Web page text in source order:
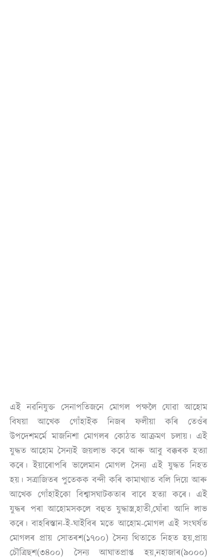
এই নৱনিযুক্ত সেনাপতিজনে মোগল পক্ষলৈ যোৱা আহোম
বিষয়া আখেক গোঁহাইক নিজৰ ফলীয়া কৰি তেওঁৰ
উপদেশমৰ্মে মাজনিশা মোগলৰ কোঠত আক্ৰমণ চলায়। এই
যুদ্ধত আহোম সৈন্যই জয়লাভ কৰে আৰু আবু বক্কৰক হত্যা
কৰে। ইয়াৰোপৰি ভালেমান মোগল সৈন্য এই যুদ্ধত নিহত
হয়। সত্ৰাজিতৰ পুতেকক বন্দী কৰি কামাখ্যাত বলি দিয়ে আৰু
আখেক গোঁহাইকো বিশ্বাসঘাটকতাৰ বাবে হত্যা কৰে। এই
যুদ্ধৰ পৰা আহোমসকলে বহুত যুদ্ধাস্ত্ৰ,হাতী,ঘোঁৰা আদি লাভ
কৰে। বাহৰিস্তান-ই-ঘাইবিৰ মতে আহোম-মোগল এই সংঘৰ্ষত
মোগলৰ প্ৰায় সোতৰশ(১৭০০) সৈন্য থিতাতে নিহত হয়,প্ৰায়
চৌত্ৰিছশ(৩৪০০) সৈন্য আঘাতপ্ৰাপ্ত হয়,নহাজাৰ(৯০০০)